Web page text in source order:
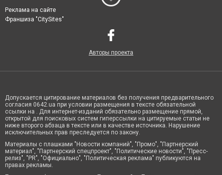
Реклама на сайте
Франшиза "CitySites"
Авторы проекта
Допускается цитирование материалов без получения предварительного
согласия 0642.ua при условии размещения в тексте обязательной
ссылки на . Для интернет-изданий обязательно размещение прямой,
открытой для поисковых систем гиперссылки на цитируемые статьи не
ниже второго абзаца в тексте или в качестве источника. Нарушение
исключительных прав преследуется по закону.
Материалы с плашками "Новости компаний", "Промо", "Партнерский
материал", "Партнерский спецпроект", "Политические новости", "Пресс-
релиз", "PR", "Официально", "Политическая реклама" публикуются на
правах рекламы.